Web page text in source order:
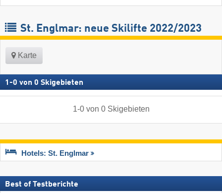
St. Englmar: neue Skilifte 2022/2023
Karte
1 -0 von 0 Skigebieten
1-0von 0 Skigebieten
Hotels: St. Englmar
Best of Testberichte